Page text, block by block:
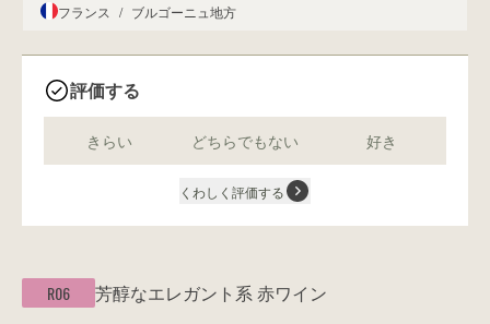
フランス / ブルゴーニュ地方
評価する
きらい どちらでもない 好き
くわしく評価する
R06 芳醇なエレガント系 赤ワイン